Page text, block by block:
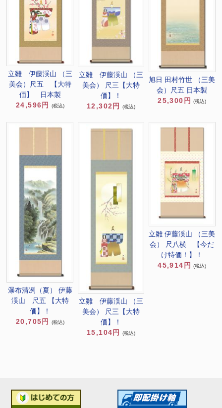
立雛 伊藤渓山 （三
美会）尺五 【大特
価】 日本製
24,596円
(税込)
立雛 伊藤渓山 （三
美会） 尺三【大特
価】！
12,302円
(税込)
旭日 田村竹世 （三美
会）尺五 日本製
25,300円
(税込)
瀑布清冽（夏） 伊藤
渓山 尺五 【大特
価】！
20,705円
(税込)
立雛 伊藤渓山 （三
美会） 尺三【大特
価】！
15,104円
(税込)
立雛 伊藤渓山 （三美
会） 尺八横 【今だ
け特価！】！
45,914円
(税込)